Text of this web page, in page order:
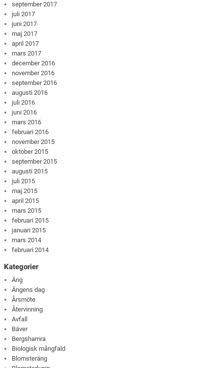
september 2017
juli 2017
juni 2017
maj 2017
april 2017
mars 2017
december 2016
november 2016
september 2016
augusti 2016
juli 2016
juni 2016
mars 2016
februari 2016
november 2015
oktober 2015
september 2015
augusti 2015
juli 2015
maj 2015
april 2015
mars 2015
februari 2015
januari 2015
mars 2014
februari 2014
Kategorier
Äng
Ängens dag
Årsmöte
Återvinning
Avfall
Bäver
Bergshamra
Biologisk mångfald
Blomsteräng